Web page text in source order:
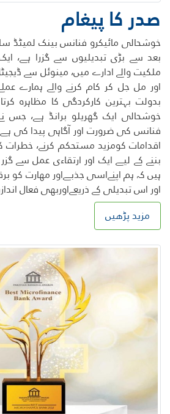
صدر کا پیغام
بعد سے بڑی تبدیلیوں سے گزرا ہے،
ملکیت والے ادارے میں، مینوئل سے
اور مل جل کر کام کرنے والے ہمارے
بدولت بہترین کارکردگی کا مظاہرہ
خوشحالی ایک گھریلو برانڈ ہے، جس
فنانس کی ضرورت اور آگاہی پیدا کی
اقدامات کومزید مستحکم کرنے، خطرات
بننے کے لیے ایک اور ارتقاءی عمل سے
ہیں کہ ہم اپنےاسی جذبےاور مھارت کو
اور اس تبدیلی کے ذریعےاوربھی فعال
مزید پڑھیں